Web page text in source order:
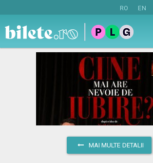
RO EN
MAI MULTE DETALII